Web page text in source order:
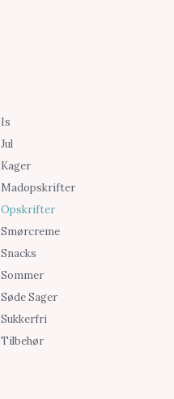
Is
Jul
Kager
Madopskrifter
Opskrifter
Smørcreme
Snacks
Sommer
Søde Sager
Sukkerfri
Tilbehør